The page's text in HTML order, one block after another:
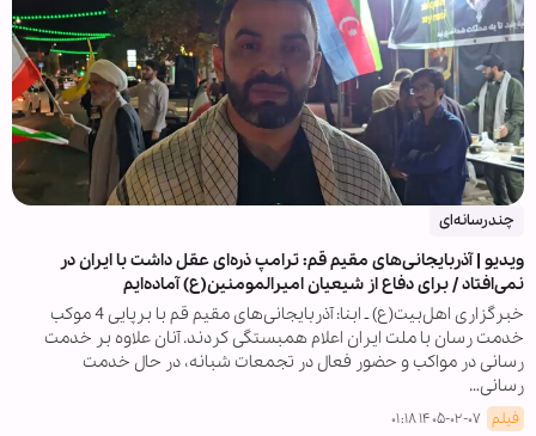
چندرسانه‌ای
ویدیو | آذربایجانی‌های مقیم قم: ترامپ ذره‌ای عقل داشت با ایران در
نمی‌افتاد / برای دفاع از شیعیان امیرالمومنین(ع) آماده‌ایم
خبرگزاری اهل‌بیت(ع) ـ ابنا: آذربایجانی‌های مقیم قم با برپایی 4 موکب
خدمت رسان با ملت ایران اعلام همبستگی کردند. آنان علاوه بر خدمت
رسانی در مواکب و حضور فعال در تجمعات شبانه، در حال خدمت
رسانی…
فیلم ۱۴۰۵-۰۲-۰۷ ۰۱:۱۸